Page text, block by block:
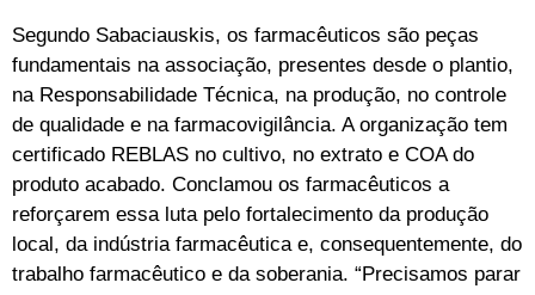
Segundo Sabaciauskis, os farmacêuticos são peças
fundamentais na associação, presentes desde o plantio,
na Responsabilidade Técnica, na produção, no controle
de qualidade e na farmacovigilância. A organização tem
certificado REBLAS no cultivo, no extrato e COA do
produto acabado. Conclamou os farmacêuticos a
reforçarem essa luta pelo fortalecimento da produção
local, da indústria farmacêutica e, consequentemente, do
trabalho farmacêutico e da soberania. “Precisamos parar